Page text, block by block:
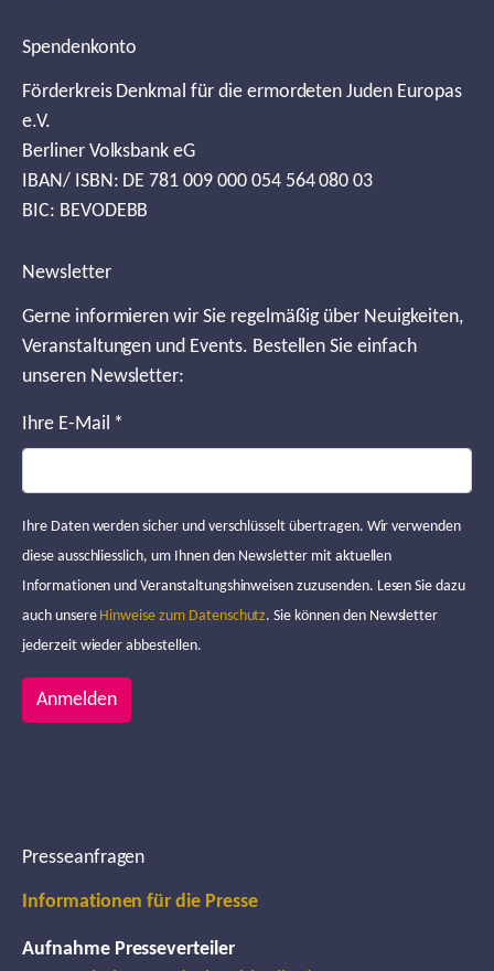
Spendenkonto
Förderkreis Denkmal für die ermordeten Juden Europas
e.V.
Berliner Volksbank eG
IBAN/ ISBN: DE 781 009 000 054 564 080 03
BIC: BEVODEBB
Newsletter
Gerne informieren wir Sie regelmäßig über Neuigkeiten,
Veranstaltungen und Events. Bestellen Sie einfach
unseren Newsletter:
Ihre E-Mail *
Ihre Daten werden sicher und verschlüsselt übertragen. Wir verwenden
diese ausschliesslich, um Ihnen den Newsletter mit aktuellen
Informationen und Veranstaltungshinweisen zuzusenden. Lesen Sie dazu
auch unsere Hinweise zum Datenschutz. Sie können den Newsletter
jederzeit wieder abbestellen.
Anmelden
Presseanfragen
Informationen für die Presse
Aufnahme Presseverteiler